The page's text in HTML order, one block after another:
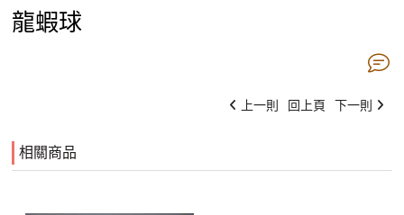
龍蝦球
上一則 回上頁 下一則
相關商品